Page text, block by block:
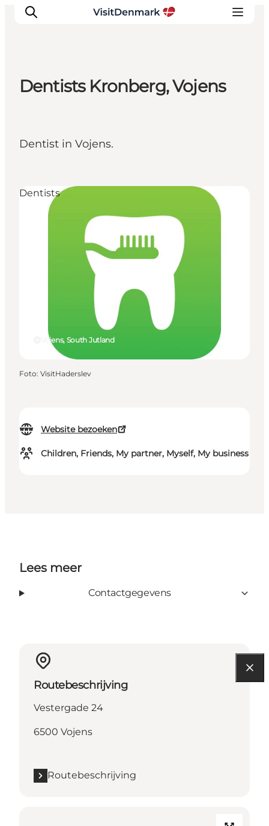
Wat te doen
Accommodaties
Dentists Kronberg, Vojens
Dentist in Vojens.
Website bezoeken
Children, Friends, My partner, Myself, My business
Vojens, South Jutland
Dentists
Foto: VisitHaderslev
Lees meer
Contactgegevens
Routebeschrijving
Vestergade 24
6500 Vojens
Routebeschrijving